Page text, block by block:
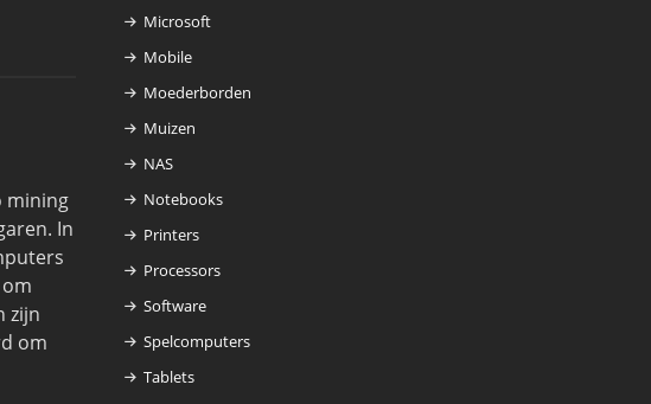
mining
In
zijn
om
Microsoft
Mobile
Moederborden
Muizen
NAS
Notebooks
Printers
Processors
Software
Spelcomputers
Tablets